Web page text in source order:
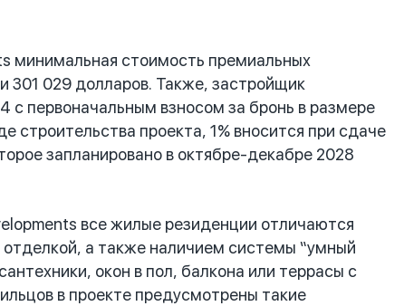
минимальная стоимость премиальных
301 029 долларов. Также, застройщик
с первоначальным взносом за бронь в размере
строительства проекта, 1% вносится при сдаче
запланировано в октябре-декабре 2028
все жилые резиденции отличаются
а также наличием системы “умный
окон в пол, балкона или террасы с
в проекте предусмотрены такие